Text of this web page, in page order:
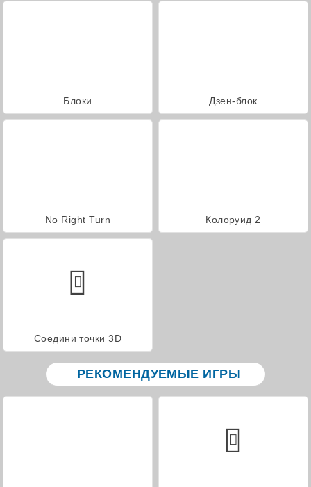
Блоки Дзен-блок
No Right Turn Колоруид 2
Соедини точки 3D
РЕКОМЕНДУЕМЫЕ ИГРЫ